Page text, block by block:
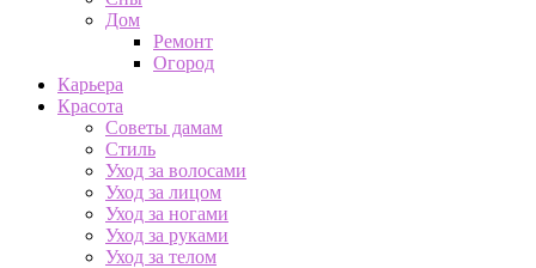
Дом
Ремонт
Огород
Карьера
Красота
Советы дамам
Стиль
Уход за волосами
Уход за лицом
Уход за ногами
Уход за руками
Уход за телом